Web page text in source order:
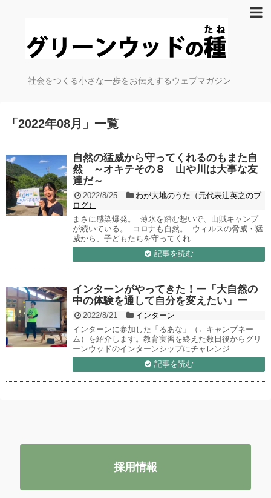
社会をつくる小さな一歩をお伝えするウェブマガジン
「 2022年08月 」 一覧
自然の猛威から守ってくれるのもまた自
然 ～オキテその８ 山や川は大事な友
達だ～
2022/8/25
わが大地のうた（元代表辻英之のブ
ログ）
まさに感染爆発。 薄氷を踏む想いで、山賊キャンプ
が続いている。 コロナも自然。 ウィルスの脅威・猛
威から、子どもたちを守ってくれ...
記事を読む
インターンがやってきた！ー「大自然の
中の体験を通して自分を変えたい」ー
2022/8/21
インターン
インターンに参加した「るあな」（←キャンプネー
ム）を紹介します。教育実習を終えた数日後からグリ
ーンウッドのインターンシップにチャレンジ...
記事を読む
採用情報